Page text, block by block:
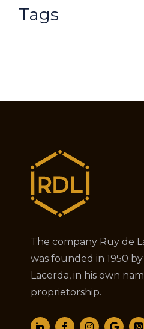
Tags
The company Ruy de
was founded in 1950
Lacerda, in his own
proprietorship.